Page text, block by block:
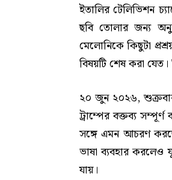
ইতালির টেলিভিশন
ছবি তোলার জন্য
মেলোনিকে কিছুটা
বিষয়টি শেষ করা
২০ জুন ২০২৬,
ট্রাম্পের বক্তব্য সম্পূর্ণ
সঙ্গে এমন আচরণ
ভাষা ব্যবহার করলেও
যায়।